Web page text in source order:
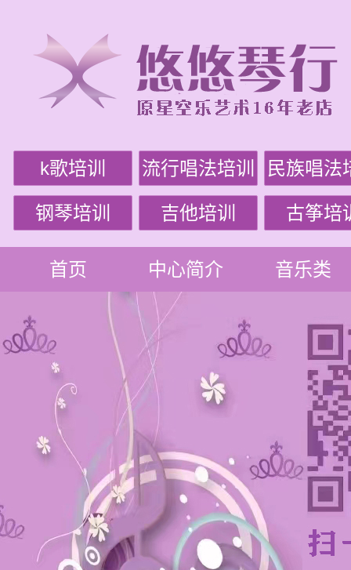
k歌培训 流行唱法培训 民族唱法
钢琴培训 吉他培训 古筝培
首页 中心简介 音乐类